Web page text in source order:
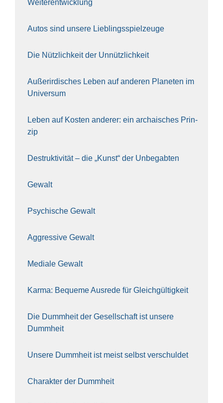
Wei­ter­ent­wick­lung
Autos sind unse­re Lieb­lings­spiel­zeu­ge
Die Nütz­lich­keit der Unnütz­lich­keit
Außer­ir­di­sches Leben auf ande­ren Pla­ne­ten im
Uni­ver­sum
Leben auf Kos­ten ande­rer: ein archai­sches Prin­
zip
Destruk­ti­vi­tät – die „Kunst“ der Unbe­gab­ten
Gewalt
Psy­chi­sche Gewalt
Aggres­si­ve Gewalt
Media­le Gewalt
Kar­ma: Beque­me Aus­re­de für Gleich­gül­tig­keit
Die Dumm­heit der Gesell­schaft ist unse­re
Dumm­heit
Unse­re Dumm­heit ist meist selbst ver­schul­det
Cha­rak­ter der Dumm­heit